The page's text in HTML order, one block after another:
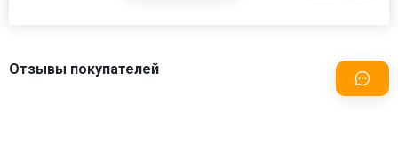
Отзывы покупателей